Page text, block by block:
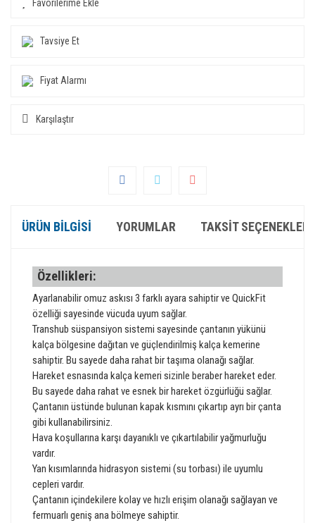
Tavsiye Et
Fiyat Alarmı
Karşılaştır
ÜRÜN BILGISI YORUMLAR TAKSIT SEÇENEKLERI
Özellikleri:
Ayarlanabilir omuz askısı 3 farklı ayara sahiptir ve QuickFit
özelliği sayesinde vücuda uyum sağlar.
Transhub süspansiyon sistemi sayesinde çantanın yükünü
kalça bölgesine dağıtan ve güçlendirilmiş kalça kemerine
sahiptir. Bu sayede daha rahat bir taşıma olanağı sağlar.
Hareket esnasında kalça kemeri sizinle beraber hareket eder.
Bu sayede daha rahat ve esnek bir hareket özgürlüğü sağlar.
Çantanın üstünde bulunan kapak kısmını çıkartıp ayrı bir çanta
gibi kullanabilirsiniz.
Hava koşullarına karşı dayanıklı ve çıkartılabilir yağmurluğu
vardır.
Yan kısımlarında hidrasyon sistemi (su torbası) ile uyumlu
cepleri vardır.
Çantanın içindekilere kolay ve hızlı erişim olanağı sağlayan ve
fermuarlı geniş ana bölmeye sahiptir.